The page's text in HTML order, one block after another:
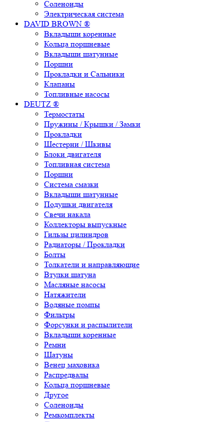
Соленоиды
Электрическая система
DAVID BROWN ®
Вкладыши коренные
Кольца поршневые
Вкладыши шатунные
Поршни
Прокладки и Сальники
Клапаны
Топливные насосы
DEUTZ ®
Термостаты
Пружины / Крышки / Замки
Прокладки
Шестерни / Шкивы
Блоки двигателя
Топливная система
Поршни
Система смазки
Вкладыши шатунные
Подушки двигателя
Свечи накала
Коллекторы выпускные
Гильзы цилиндров
Радиаторы / Прокладки
Болты
Толкатели и направляющие
Втулки шатуна
Масляные насосы
Натяжители
Водяные помпы
Фильтры
Форсунки и распылители
Вкладыши коренные
Ремни
Шатуны
Венец маховика
Распредвалы
Кольца поршневые
Другое
Соленоиды
Ремкомплекты